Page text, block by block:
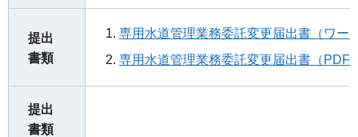
提出
書類
専用水道管理業務委託変更届出書（ワー
専用水道管理業務委託変更届出書（PDF
提出
書類